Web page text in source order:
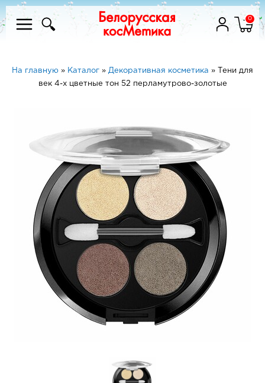
0
На главную » Каталог » Декоративная косметика »
Тени для
век 4-х цветные тон 52 перламутрово-золотые